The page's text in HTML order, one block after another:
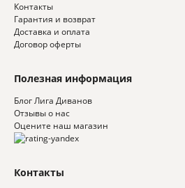
Контакты
Гарантия и возврат
Доставка и оплата
Договор оферты
Контакты
Полезная информация
Блог Лига Диванов
Отзывы о нас
Оцените наш магазин